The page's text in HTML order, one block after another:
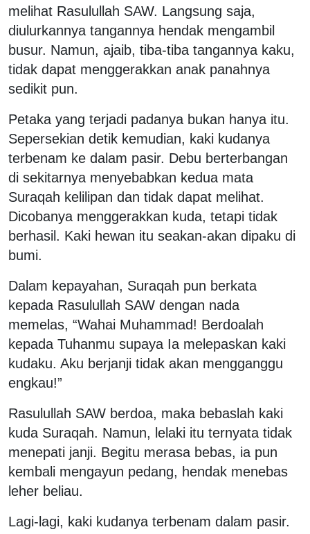
melihat Rasulullah SAW. Langsung saja,
diulurkannya tangannya hendak mengambil
busur. Namun, ajaib, tiba-tiba tangannya kaku,
tidak dapat menggerakkan anak panahnya
sedikit pun.
Petaka yang terjadi padanya bukan hanya itu.
Sepersekian detik kemudian, kaki kudanya
terbenam ke dalam pasir. Debu berterbangan
di sekitarnya menyebabkan kedua mata
Suraqah kelilipan dan tidak dapat melihat.
Dicobanya menggerakkan kuda, tetapi tidak
berhasil. Kaki hewan itu seakan-akan dipaku di
bumi.
Dalam kepayahan, Suraqah pun berkata
kepada Rasulullah SAW dengan nada
memelas, “Wahai Muhammad! Berdoalah
kepada Tuhanmu supaya Ia melepaskan kaki
kudaku. Aku berjanji tidak akan mengganggu
engkau!”
Rasulullah SAW berdoa, maka bebaslah kaki
kuda Suraqah. Namun, lelaki itu ternyata tidak
menepati janji. Begitu merasa bebas, ia pun
kembali mengayun pedang, hendak menebas
leher beliau.
Lagi-lagi, kaki kudanya terbenam dalam pasir.